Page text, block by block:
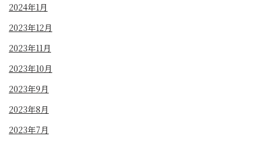
2024年1月
2023年12月
2023年11月
2023年10月
2023年9月
2023年8月
2023年7月